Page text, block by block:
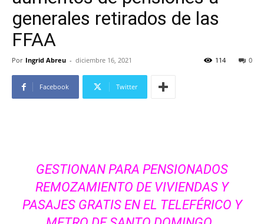
generales retirados de las
FFAA
Por Ingrid Abreu - diciembre 16, 2021 0
114
Facebook Twitter
GESTIONAN PARA PENSIONADOS
REMOZAMIENTO DE VIVIENDAS Y
PASAJES GRATIS EN EL TELEFÉRICO Y